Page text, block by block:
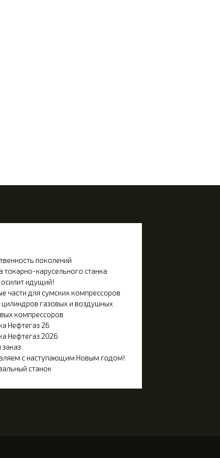
поколений
токарно-карусельного станка
идущий!
части для сумских компрессоров
газовых и воздушных
компрессоров
Нефтегаз 26
Нефтегаз 2026
с наступающим Новым годом!
станок